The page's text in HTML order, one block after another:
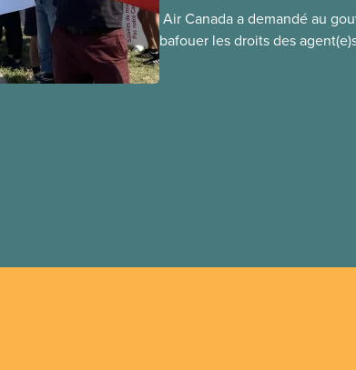
Air Canada a demandé au
bafouer les droits des
de l’entreprise. Le
invoqué l’article 107 du Code